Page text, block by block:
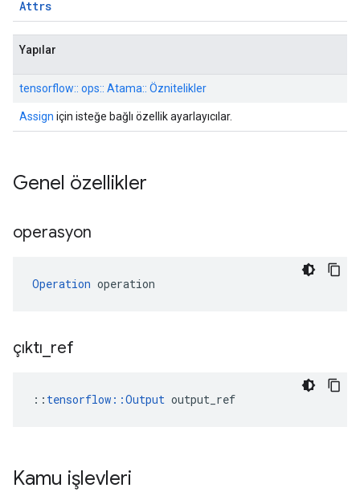
Attrs
Yapılar
tensorflow:: ops:: Atama:: Öznitelikler
Assign için isteğe bağlı özellik ayarlayıcılar.
Genel özellikler
operasyon
Operation operation
çıktı ref
:: tensorflow::Output output_ref
Kamu işlevleri